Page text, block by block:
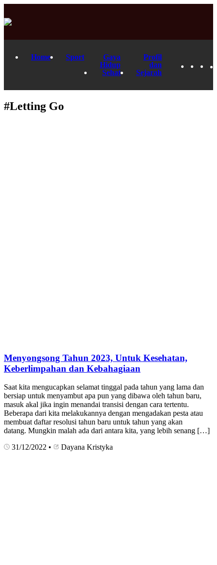
Home Sport
Gaya
Hidup
Sehat
Profil
dan
Sejarah
#Letting Go
Menyongsong Tahun 2023, Untuk Kesehatan,
Keberlimpahan dan Kebahagiaan
Saat kita mengucapkan selamat tinggal pada tahun yang lama dan
bersiap untuk menyambut apa pun yang dibawa oleh tahun baru,
masuk akal jika ingin menandai transisi dengan cara tertentu.
Beberapa dari kita melakukannya dengan mengadakan pesta atau
membuat daftar resolusi tahun baru untuk tahun yang akan
datang. Mungkin malah ada dari antara kita, yang lebih senang […]
31/12/2022 • Dayana Kristyka